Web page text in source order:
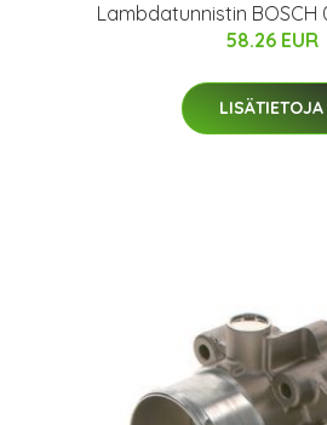
Lambdatunnistin BOSCH
58.26 EUR
LISÄTIETOJA